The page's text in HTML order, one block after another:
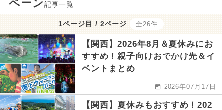
ペーン記事一覧
1ページ目 / 2ページ 全26件
【関西】2026年8月＆夏休みにお
すすめ！親子向けおでかけ先＆イ
ベントまとめ
2026年07月17日
【関西】夏休みもおすすめ！202